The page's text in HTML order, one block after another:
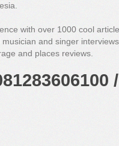
with over 1000 cool
and singer
and places reviews.